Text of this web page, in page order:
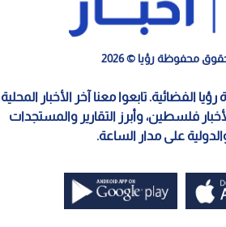
محفوظة رؤيا © 2026
الفضائية. تابعوا معنا آخر الأخبار المحلية
فلسطين، وأبرز التقارير والمستجدات
على مدار الساعة.